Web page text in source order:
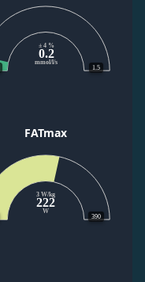
1.5
± 4 %
0.2
mmol/l/s
FATmax
390
3 W/kg
222
W